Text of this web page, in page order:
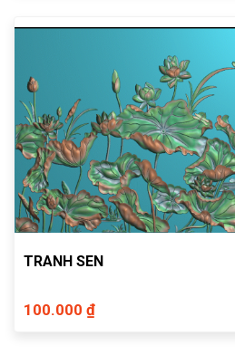
TRANH SEN
100.000 ₫